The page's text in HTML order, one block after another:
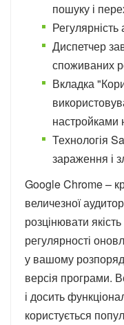
пошуку і
Диспетчер
споживаних
Вкладка
настройками
Технологія
зараження і
Google Chrome –
величезної
розцінювати якість
регулярності
у вашому
версія програми.
і досить
користується